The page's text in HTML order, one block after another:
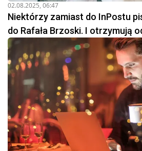
02.08.2025, 06:47
Niektórzy zamiast do InPostu
do Rafała Brzoski. I otrzymują